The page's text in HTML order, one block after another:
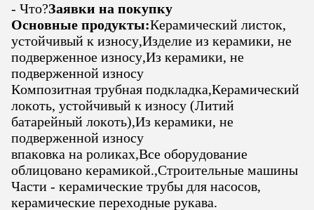
- Что?Заявки на покупку
Основные продукты:Керамический листок,
устойчивый к износу,Изделие из керамики, не
подверженное износу,Из керамики, не
подверженной износу
Композитная трубная подкладка,Керамический
локоть, устойчивый к износу (Литий
батарейный локоть),Из керамики, не
подверженной износу
впаковка на роликах,Все оборудование
облицовано керамикой.,Строительные машины
Части - керамические трубы для насосов,
керамические переходные рукава.